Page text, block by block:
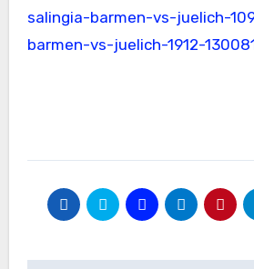
salingia-barmen-vs-juelich-
barmen-vs-juelich-1912-